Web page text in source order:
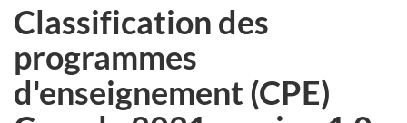
Classification des
programmes
d'enseignement (CPE)